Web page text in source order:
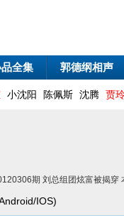
全集 郭德纲相声
小沈阳 陈佩斯 沈腾 贾
期 刘总组团炫富被揭穿
IOS)